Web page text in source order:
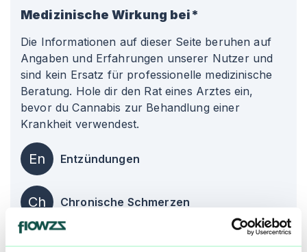
Medizinische Wirkung bei*
Die Informationen auf dieser Seite beruhen auf
Angaben und Erfahrungen unserer Nutzer und
sind kein Ersatz für professionelle medizinische
Beratung. Hole dir den Rat eines Arztes ein,
bevor du Cannabis zur Behandlung einer
Krankheit verwendest.
En Entzündungen
Ch Chronische Schmerzen
De Depression